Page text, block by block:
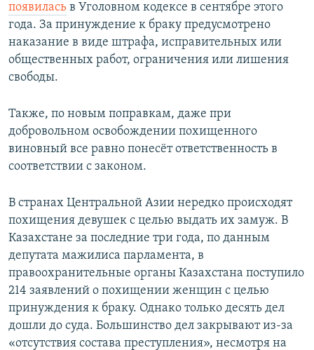
появилась в Уголовном кодексе в сентябре этого
года. За принуждение к браку предусмотрено
наказание в виде штрафа, исправительных или
общественных работ, ограничения или лишения
свободы.
Также, по новым поправкам, даже при
добровольном освобождении похищенного
виновный все равно понесёт ответственность в
соответствии с законом.
В странах Центральной Азии нередко происходят
похищения девушек с целью выдать их замуж. В
Казахстане за последние три года, по данным
депутата мажилиса парламента, в
правоохранительные органы Казахстана поступило
214 заявлений о похищении женщин с целью
принуждения к браку. Однако только десять дел
дошли до суда. Большинство дел закрывают из-за
«отсутствия состава преступления», несмотря на